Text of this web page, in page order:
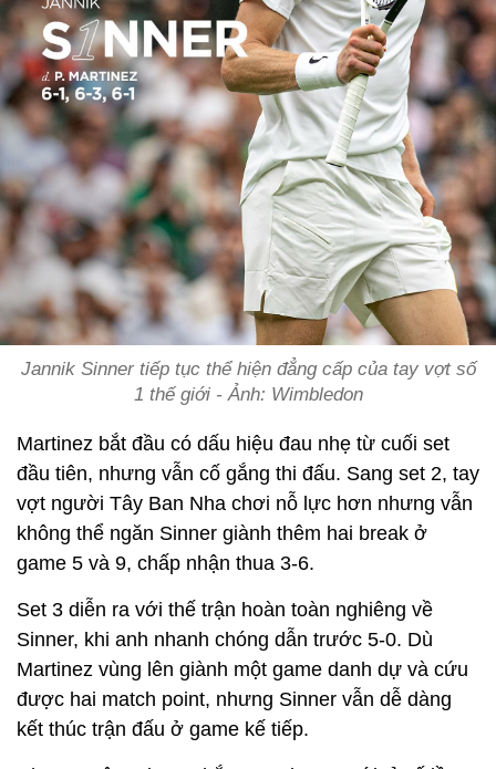
Jannik Sinner tiếp tục thể hiện đẳng cấp của tay vợt số
1 thế giới - Ảnh: Wimbledon
Martinez bắt đầu có dấu hiệu đau nhẹ từ cuối set
đầu tiên, nhưng vẫn cố gắng thi đấu. Sang set 2, tay
vợt người Tây Ban Nha chơi nỗ lực hơn nhưng vẫn
không thể ngăn Sinner giành thêm hai break ở
game 5 và 9, chấp nhận thua 3-6.
Set 3 diễn ra với thế trận hoàn toàn nghiêng về
Sinner, khi anh nhanh chóng dẫn trước 5-0. Dù
Martinez vùng lên giành một game danh dự và cứu
được hai match point, nhưng Sinner vẫn dễ dàng
kết thúc trận đấu ở game kế tiếp.